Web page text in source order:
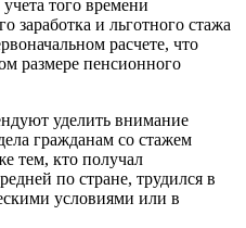
того времени
заработка и льготного стажа
расчете, что
размере пенсионного
уделить внимание
гражданам со стажем
тем, кто получал
по стране, трудился в
условиями или в